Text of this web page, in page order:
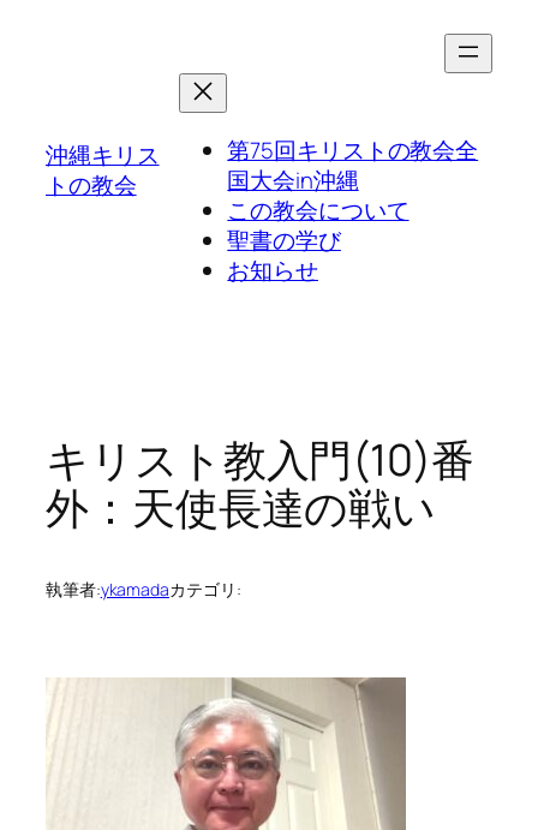
沖縄キリス
トの教会
第75回キリストの教会全
国大会in沖縄
この教会について
聖書の学び
お知らせ
キリスト教入門(10)番
外：天使長達の戦い
執筆者:ykamadaカテゴリ: